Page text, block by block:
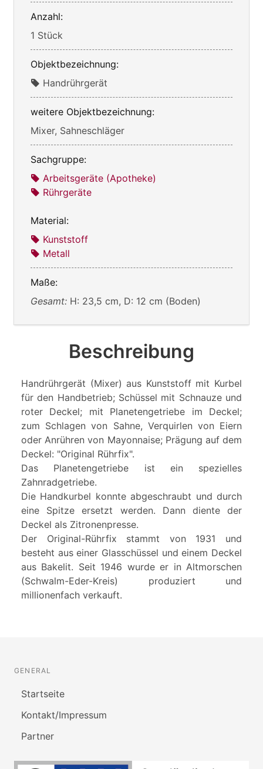
Anzahl:
1 Stück
Objektbezeichnung:
Handrührgerät
weitere Objektbezeichnung:
Mixer, Sahneschläger
Sachgruppe:
Arbeitsgeräte (Apotheke)
Rührgeräte
Material:
Kunststoff
Metall
Maße:
Gesamt: H: 23,5 cm, D: 12 cm (Boden)
Beschreibung
Handrührgerät (Mixer) aus Kunststoff mit Kurbel
für den Handbetrieb; Schüssel mit Schnauze und
roter Deckel; mit Planetengetriebe im Deckel;
zum Schlagen von Sahne, Verquirlen von Eiern
oder Anrühren von Mayonnaise; Prägung auf dem
Deckel: "Original Rührfix".
Das Planetengetriebe ist ein spezielles
Zahnradgetriebe.
Die Handkurbel konnte abgeschraubt und durch
eine Spitze ersetzt werden. Dann diente der
Deckel als Zitronenpresse.
Der Original-Rührfix stammt von 1931 und
besteht aus einer Glasschüssel und einem Deckel
aus Bakelit. Seit 1946 wurde er in Altmorschen
(Schwalm-Eder-Kreis) produziert und
millionenfach verkauft.
GENERAL
Startseite
Kontakt/Impressum
Partner